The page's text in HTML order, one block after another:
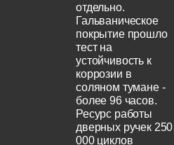
отдельно.
Гальваническое
покрытие прошло
тест на
устойчивость к
коррозии в
соляном тумане -
более 96 часов.
Ресурс работы
дверных ручек 250
000 циклов